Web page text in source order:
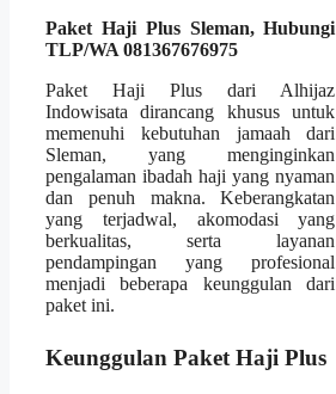
Paket Haji Plus Sleman, Hubungi
TLP/WA 081367676975
Paket Haji Plus dari Alhijaz
Indowisata dirancang khusus untuk
memenuhi kebutuhan jamaah dari
Sleman, yang menginginkan
pengalaman ibadah haji yang nyaman
dan penuh makna. Keberangkatan
yang terjadwal, akomodasi yang
berkualitas, serta layanan
pendampingan yang profesional
menjadi beberapa keunggulan dari
paket ini.
Keunggulan Paket Haji Plus